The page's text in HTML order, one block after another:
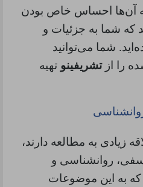
به آن‌ها احساس خاص بودن
که شما به جزئیات و
شما می‌توانید
را ازتشریفینو تهیه
زیادی به مطالعه دارند،
روانشناسی و
به این موضوعات